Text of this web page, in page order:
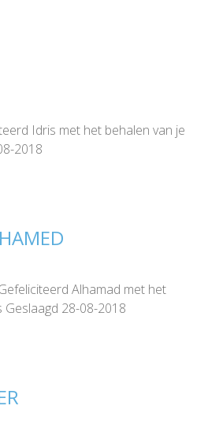
Idris met het behalen van je
2018
Alhamad met het
Geslaagd 28-08-2018